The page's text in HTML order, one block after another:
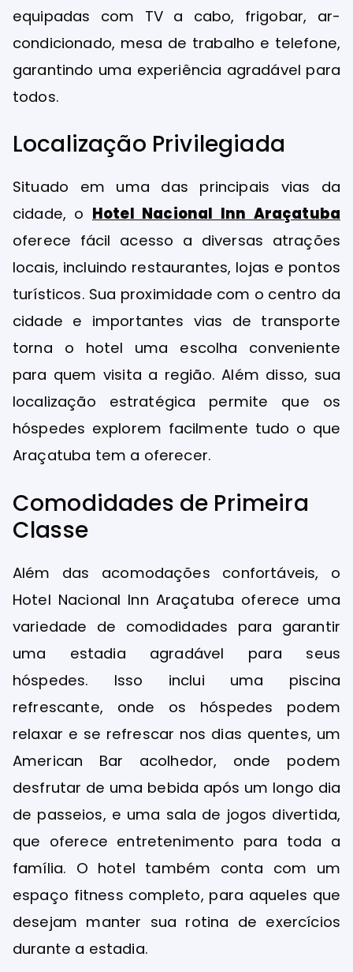
equipadas com TV a cabo, frigobar, ar-
condicionado, mesa de trabalho e telefone,
garantindo uma experiência agradável para
todos.
Localização Privilegiada
Situado em uma das principais vias da
cidade, o Hotel Nacional Inn Araçatuba
oferece fácil acesso a diversas atrações
locais, incluindo restaurantes, lojas e pontos
turísticos. Sua proximidade com o centro da
cidade e importantes vias de transporte
torna o hotel uma escolha conveniente
para quem visita a região. Além disso, sua
localização estratégica permite que os
hóspedes explorem facilmente tudo o que
Araçatuba tem a oferecer.
Comodidades de Primeira
Classe
Além das acomodações confortáveis, o
Hotel Nacional Inn Araçatuba oferece uma
variedade de comodidades para garantir
uma estadia agradável para seus
hóspedes. Isso inclui uma piscina
refrescante, onde os hóspedes podem
relaxar e se refrescar nos dias quentes, um
American Bar acolhedor, onde podem
desfrutar de uma bebida após um longo dia
de passeios, e uma sala de jogos divertida,
que oferece entretenimento para toda a
família. O hotel também conta com um
espaço fitness completo, para aqueles que
desejam manter sua rotina de exercícios
durante a estadia.